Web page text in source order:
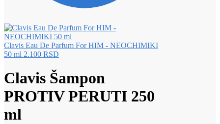
Clavis Eau De Parfum For HIM - NEOCHIMIKI
50 ml 2.100 RSD
Clavis Šampon
PROTIV PERUTI 250
ml